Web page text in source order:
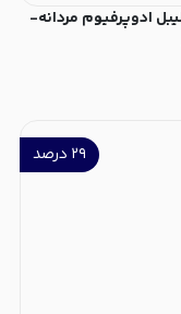
ادوپرفیوم مردانه-
۲۹ درصد